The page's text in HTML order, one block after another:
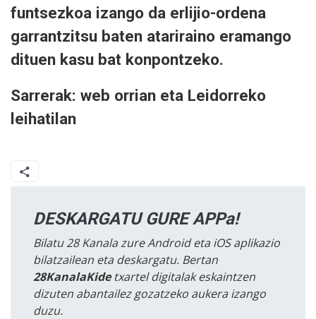
funtsezkoa izango da erlijio-ordena
garrantzitsu baten atariraino eramango
dituen kasu bat konpontzeko.
Sarrerak: web orrian eta Leidorreko
leihatilan
DESKARGATU GURE APPa!
Bilatu 28 Kanala zure Android eta iOS aplikazio
bilatzailean eta deskargatu. Bertan
28KanalaKidetxartel digitalak eskaintzen
dizuten abantailez gozatzeko aukera izango
duzu.